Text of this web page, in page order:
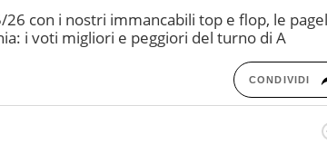
con i nostri immancabili top e flop, le
i voti migliori e peggiori del turno di A
CONDIVIDI